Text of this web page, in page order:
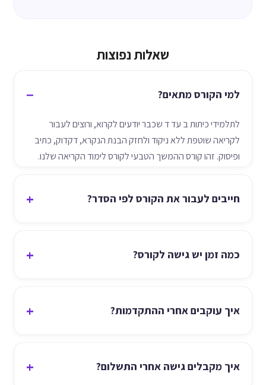
שאלות נפוצות
למי הקורס מתאים?
לתלמידי כיתות ב עד ד שכבר יודעים לקרוא, ורוצים לעבור
לקריאה שוטפת ללא ניקוד ולחזק הבנת הנקרא, דקדוק, כתיב
ופיסוק. זהו קורס ההמשך הטבעי לקורס לימוד הקריאה שלנו.
חייבים לעבור את הקורס לפי הסדר?
כמה זמן יש גישה לקורס?
איך עוקבים אחרי ההתקדמות?
איך מקבלים גישה אחרי התשלום?